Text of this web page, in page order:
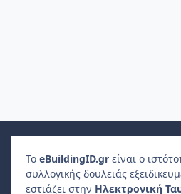
Το eBuildingID.gr είναι ο
συλλογικής δουλειάς
εστιάζει στην Ηλεκτρονική